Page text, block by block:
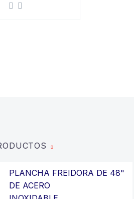
PLANCHA FREIDORA DE 48"
DE ACERO